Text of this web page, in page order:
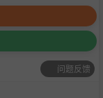
问题反馈